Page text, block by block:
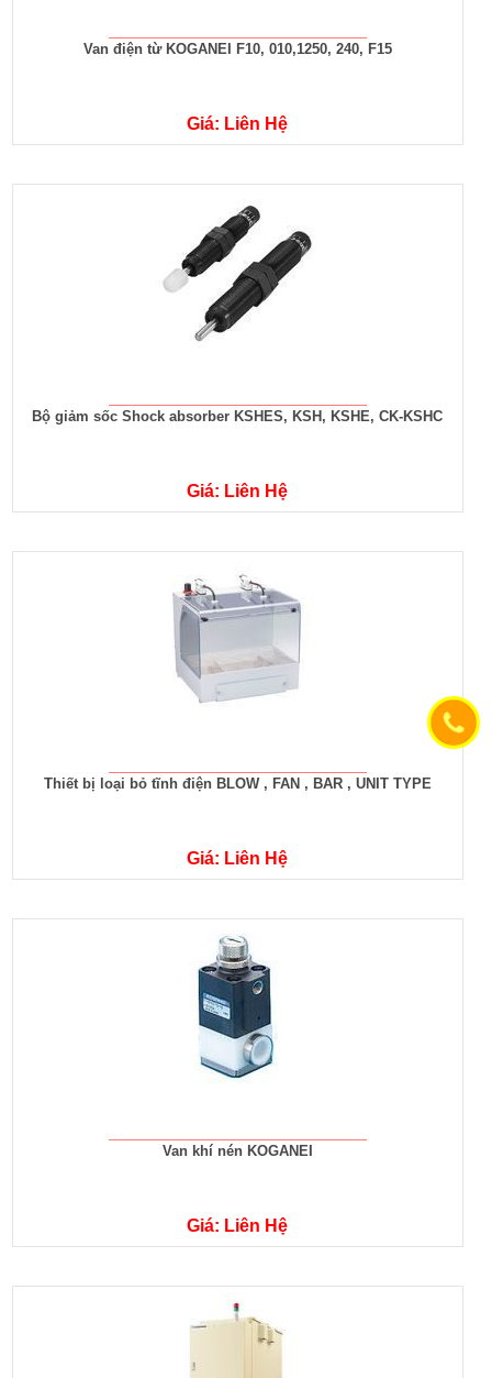
Van điện từ KOGANEI F10, 010,1250, 240, F15
Giá: Liên Hệ
Bộ giảm sốc Shock absorber KSHES, KSH, KSHE, CK-KSHC
Giá: Liên Hệ
Thiết bị loại bỏ tĩnh điện BLOW , FAN , BAR , UNIT TYPE
Giá: Liên Hệ
Van khí nén KOGANEI
Giá: Liên Hệ